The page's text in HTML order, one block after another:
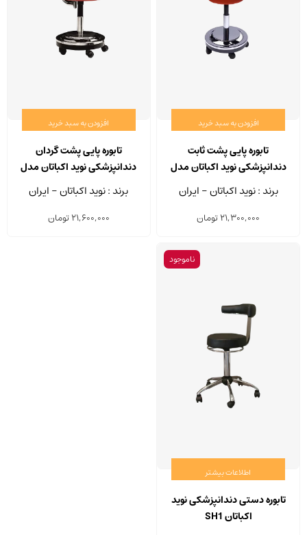
افزودن به سبد خرید
تابوره پایی پشت ثابت
دندانپزشکی نوید اکباتان مدل
TA 501
برند : نوید اکباتان - ایران
21,300,000تومان
افزودن به سبد خرید
تابوره پایی پشت گردان
دندانپزشکی نوید اکباتان مدل
TA 502
برند : نوید اکباتان - ایران
21,600,000تومان
ناموجود
اطلاعات بیشتر
تابوره دستی دندانپزشکی نوید
اکباتان SH1